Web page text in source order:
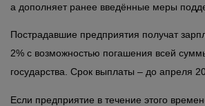
а дополняет ранее введённые меры
Пострадавшие предприятия получат
2% с возможностью погашения всей
государства. Срок выплаты – до апреля
Если предприятие в течение этого